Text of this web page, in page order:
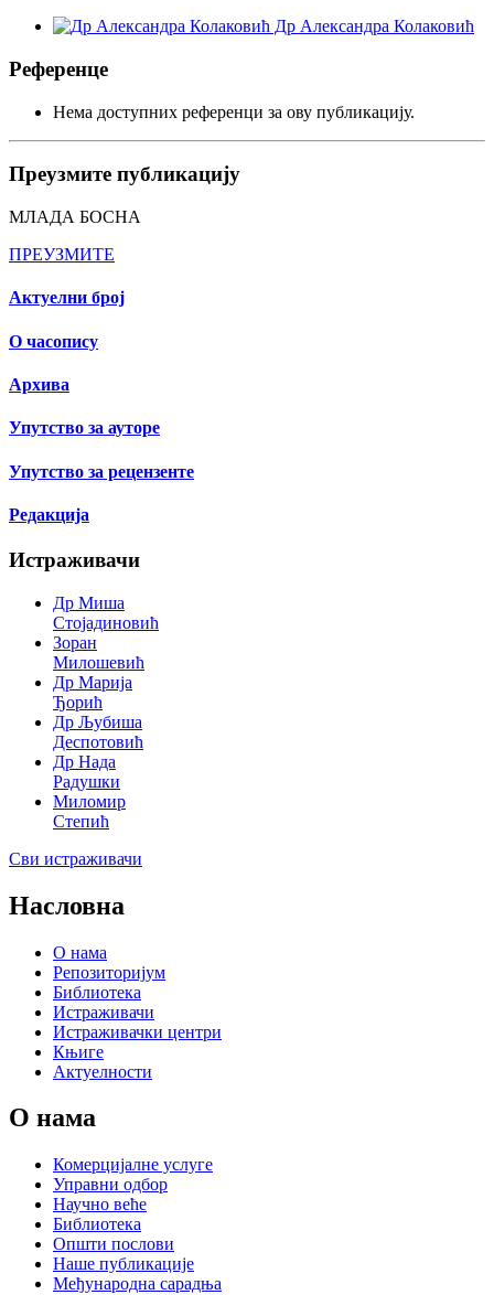
Др Александра Колаковић
Референце
Нема доступних референци за ову публикацију.
Преузмите публикацију
МЛАДА БОСНА
ПРЕУЗМИТЕ
Актуелни број
О часопису
Архива
Упутство за ауторе
Упутство за рецензенте
Редакција
Истраживачи
Др Миша
Стојадиновић
Зоран
Милошевић
Др Марија
Ђорић
Др Љубиша
Деспотовић
Др Нада
Радушки
Миломир
Степић
Сви истраживачи
Насловна
О нама
Репозиторијум
Библиотека
Истраживачи
Истраживачки центри
Књиге
Актуелности
О нама
Комерцијалне услуге
Управни одбор
Научно веће
Библиотека
Општи послови
Наше публикације
Међународна сарадња